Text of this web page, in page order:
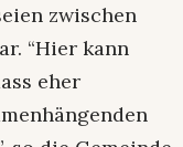
zwischen
“Hier kann
eher